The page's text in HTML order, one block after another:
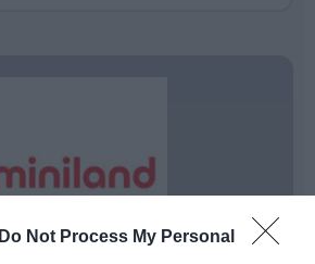
Do Not Process My Personal